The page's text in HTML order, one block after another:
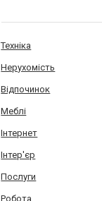
Техніка
Нерухомість
Відпочинок
Меблі
Інтернет
Інтер'єр
Послуги
Робота